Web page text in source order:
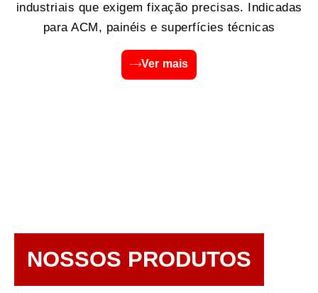
industriais que exigem fixação precisas. Indicadas
para ACM, painéis e superfícies técnicas
Ver mais
NOSSOS PRODUTOS